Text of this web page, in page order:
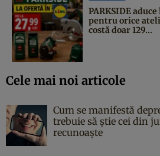
PARKSIDE
pentru orice
costă doar 129...
Cele mai noi articole
Cum se manifestă
trebuie să știe cei din
recunoaște